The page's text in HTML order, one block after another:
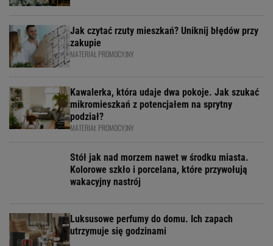
Jak czytać rzuty mieszkań? Uniknij błędów przy
zakupie
MATERIAŁ PROMOCYJNY
Kawalerka, która udaje dwa pokoje. Jak szukać
mikromieszkań z potencjałem na sprytny
podział?
MATERIAŁ PROMOCYJNY
Stół jak nad morzem nawet w środku miasta.
Kolorowe szkło i porcelana, które przywołują
wakacyjny nastrój
Luksusowe perfumy do domu. Ich zapach
utrzymuje się godzinami